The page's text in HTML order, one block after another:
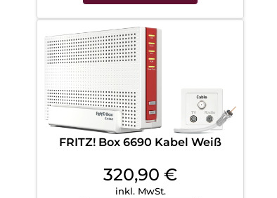
FRITZ! Box 6690 Kabel Weiß
320,90 €
inkl. MwSt.